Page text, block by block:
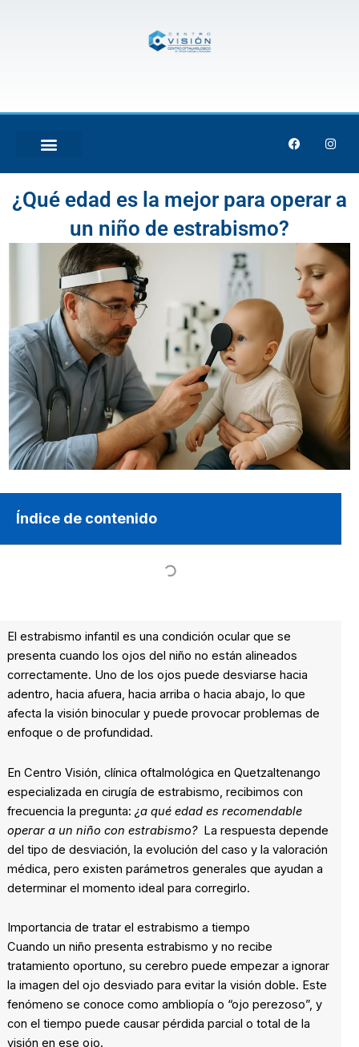
F
a
e
o
o
I
n
t
g
¿Qué edad es la mejor para operar a
un niño de estrabismo?
Índice de contenido
El estrabismo infantil es una condición ocular que se
presenta cuando los ojos del niño no están alineados
correctamente. Uno de los ojos puede desviarse hacia
adentro, hacia afuera, hacia arriba o hacia abajo, lo que
afecta la visión binocular y puede provocar problemas de
enfoque o de profundidad.
En Centro Visión, clínica oftalmológica en Quetzaltenango
especializada en cirugía de estrabismo, recibimos con
frecuencia la pregunta: ¿a qué edad es recomendable
operar a un niño con estrabismo? La respuesta depende
del tipo de desviación, la evolución del caso y la valoración
médica, pero existen parámetros generales que ayudan a
determinar el momento ideal para corregirlo.
Importancia de tratar el estrabismo a tiempo
Cuando un niño presenta estrabismo y no recibe
tratamiento oportuno, su cerebro puede empezar a ignorar
la imagen del ojo desviado para evitar la visión doble. Este
fenómeno se conoce como ambliopía o “ojo perezoso”, y
con el tiempo puede causar pérdida parcial o total de la
visión en ese ojo.